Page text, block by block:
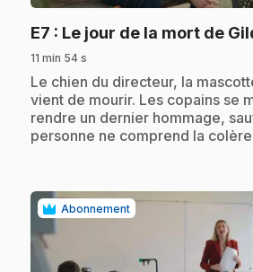
E7 : Le jour de la mort de
11 min 54 s
.Le chien du directeur, la
vient de mourir. Les copains se
rendre un dernier hommage,
personne ne comprend la
Abonnement